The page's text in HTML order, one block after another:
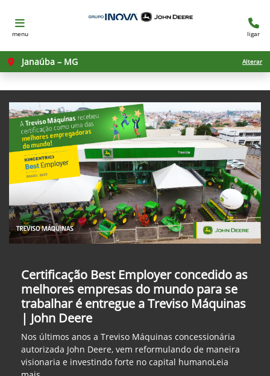
menu ligar
Janaúba – MG Alterar
Certificação Best Employer concedido as
melhores empresas do mundo para se
trabalhar é entregue a Treviso Máquinas
| John Deere
Nos últimos anos a Treviso Máquinas concessionária
autorizada John Deere, vem reformulando de maneira
visionaria e investindo forte no capital humanoLeia